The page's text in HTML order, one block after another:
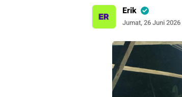
Erik
Jumat, 26 Juni 2026